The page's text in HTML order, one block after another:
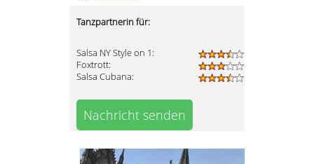
Tanzpartnerin für:
Salsa NY Style on 1:
Foxtrott:
Salsa Cubana:
Nachricht senden